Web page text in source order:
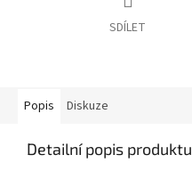
SDÍLET
Popis Diskuze
Detailní popis produktu